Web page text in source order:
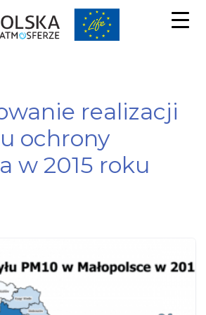
realizacji
ochrony
w 2015 roku
cookie nie